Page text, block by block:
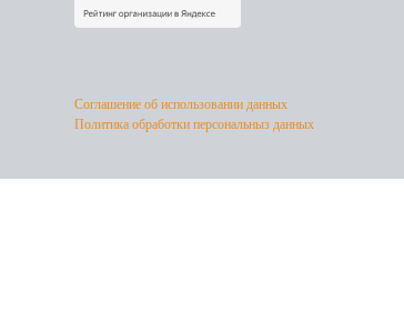
Соглашение об использовании данных
Политика обработки персональныз данных